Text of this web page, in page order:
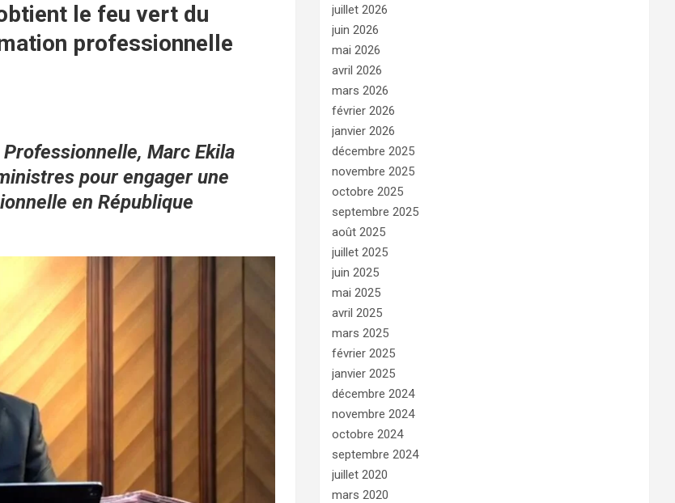
le feu vert du
professionnelle
Marc Ekila
pour engager une
en République
juillet 2026
juin 2026
mai 2026
avril 2026
mars 2026
février 2026
janvier 2026
décembre 2025
novembre 2025
octobre 2025
septembre 2025
août 2025
juillet 2025
juin 2025
mai 2025
avril 2025
mars 2025
février 2025
janvier 2025
décembre 2024
novembre 2024
octobre 2024
septembre 2024
juillet 2020
mars 2020